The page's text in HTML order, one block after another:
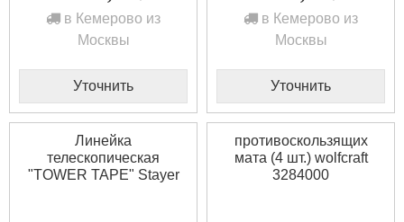
в Кемерово из
Москвы
Уточнить
в Кемерово из
Москвы
Уточнить
Линейка
телескопическая
"TOWER TAPE" Stayer
противоскользящих
мата (4 шт.) wolfcraft
3284000